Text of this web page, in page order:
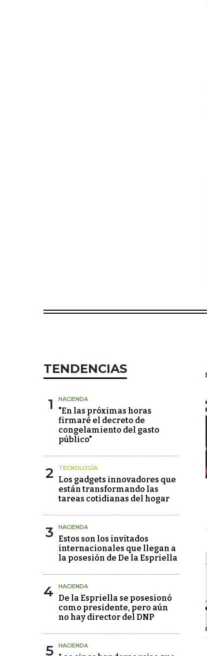
TENDENCIAS
1 HACIENDA
"En las próximas horas
firmaré el decreto de
congelamiento del gasto
público"
2 TECNOLOGÍA
Los gadgets innovadores que
están transformando las
tareas cotidianas del hogar
3 HACIENDA
Estos son los invitados
internacionales que llegan a
la posesión de De la Espriella
4 HACIENDA
De la Espriella se posesionó
como presidente, pero aún
no hay director del DNP
5 HACIENDA